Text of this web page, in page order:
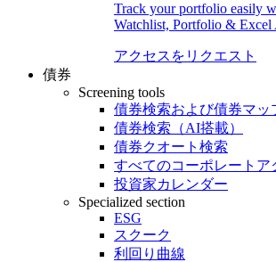
Track your portfolio easily
Watchlist, Portfolio & Excel
アクセスをリクエスト
債券
Screening tools
債券検索および債券マッ
債券検索（AI搭載）
債券クオート検索
すべてのコーポレートア
投資家カレンダー
Specialized section
ESG
スクーク
利回り曲線